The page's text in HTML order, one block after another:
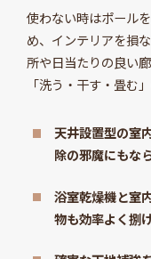
使わない時はポール
め、インテリアを損
所や日当たりの良い
「洗う・干す・畳む
天井設置型の室
除の邪魔にもな
浴室乾燥機と室
物も効率よく捌